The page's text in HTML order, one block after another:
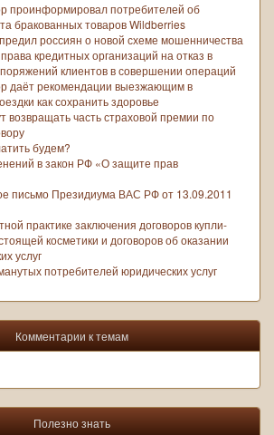
проинформировал потребителей об
бракованных товаров Wildberries
россиян о новой схеме мошенничества
кредитных организаций на отказ в
клиентов в совершении операций
даёт рекомендации выезжающим в
как сохранить здоровье
возвращать часть страховой премии по
будем?
в закон РФ «О защите прав
письмо Президиума ВАС РФ от 13.09.2011
практике заключения договоров купли-
косметики и договоров об оказании
услуг
потребителей юридических услуг
Комментарии к темам
Полезно знать